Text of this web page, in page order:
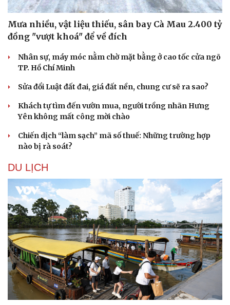
Mưa nhiều, vật liệu thiếu, sân bay Cà Mau 2.400 tỷ
đồng "vượt khoá" để về đích
Nhân sự, máy móc nằm chờ mặt bằng ở cao tốc cửa ngõ
TP. Hồ Chí Minh
Sửa đổi Luật đất đai, giá đất nền, chung cư sẽ ra sao?
Khách tự tìm đến vườn mua, người trồng nhãn Hưng
Yên không mất công mời chào
Chiến dịch “làm sạch” mã số thuế: Những trường hợp
nào bị rà soát?
DU LỊCH